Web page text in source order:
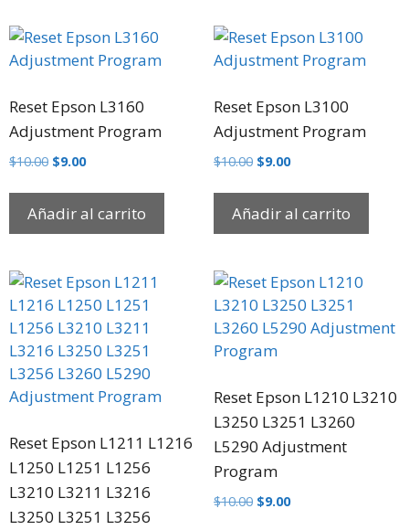
Reset Epson L3160
Adjustment Program
$10.00 $9.00
Añadir al carrito
Reset Epson L3100
Adjustment Program
$10.00 $9.00
Añadir al carrito
Reset Epson L1211 L1216
L1250 L1251 L1256
L3210 L3211 L3216
L3250 L3251 L3256
Reset Epson L1210 L3210
L3250 L3251 L3260
L5290 Adjustment
Program
$10.00 $9.00